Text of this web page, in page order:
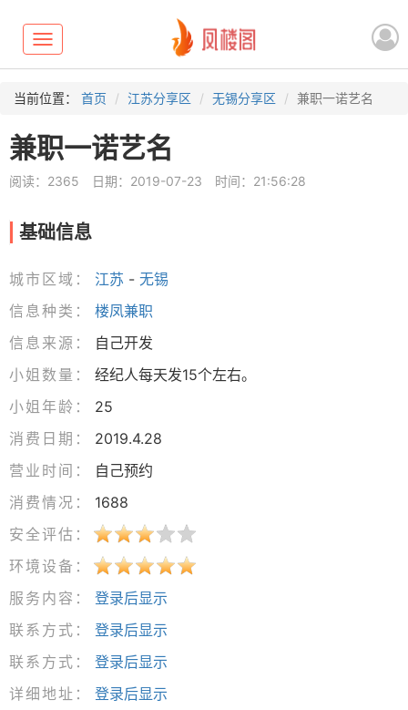
Toggle
navigation
当前位置： 首页 江苏分享区 无锡分享区 兼职一诺艺名
兼职一诺艺名
阅读：2365 日期：2019-07-23 时间：21:56:28
基础信息
城市区域： 江苏 - 无锡
信息种类：
楼凤兼职
信息来源：
自己开发
小姐数量：
经纪人每天发15个左右。
小姐年龄：
25
消费日期：
2019.4.28
营业时间：
自己预约
消费情况：
1688
安全评估：
环境设备：
服务内容：
登录后显示
联系方式：
登录后显示
联系方式：
登录后显示
详细地址：
登录后显示